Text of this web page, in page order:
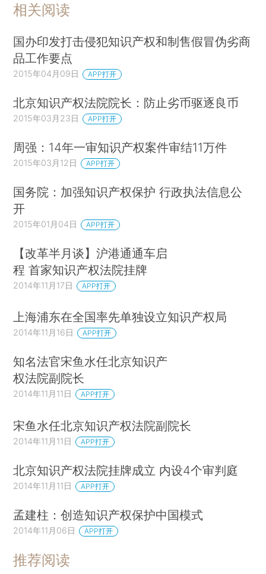
相关阅读
国办印发打击侵犯知识产权和制售假冒伪劣商
品工作要点
2015年04月09日 APP打开
北京知识产权法院院长：防止劣币驱逐良币
2015年03月23日 APP打开
周强：14年一审知识产权案件审结11万件
2015年03月12日 APP打开
国务院：加强知识产权保护 行政执法信息公
开
2015年01月04日 APP打开
【改革半月谈】沪港通通车启
程 首家知识产权法院挂牌
2014年11月17日 APP打开
上海浦东在全国率先单独设立知识产权局
2014年11月16日 APP打开
知名法官宋鱼水任北京知识产
权法院副院长
2014年11月11日 APP打开
宋鱼水任北京知识产权法院副院长
2014年11月11日 APP打开
北京知识产权法院挂牌成立 内设4个审判庭
2014年11月11日 APP打开
孟建柱：创造知识产权保护中国模式
2014年11月06日 APP打开
推荐阅读